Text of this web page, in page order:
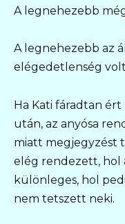
A legnehezebb
A legnehezebb az
elégedetlenség
Ha Kati fáradtan
után, az anyósa
miatt megjegyzést
elég rendezett, hol
különleges, hol
nem tetszett neki.